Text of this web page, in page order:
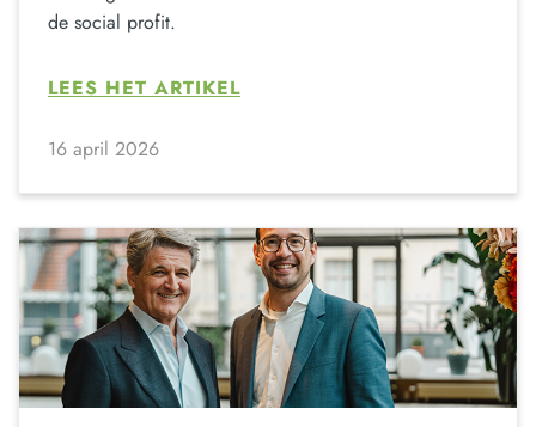
de social profit.
LEES HET ARTIKEL
16 april 2026